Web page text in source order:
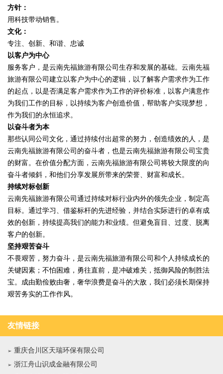
方针：
用科技带动销售。
文化：
专注、创新、和谐、忠诚
以客户为中心
服务客户，是云南先福旅游有限公司生存和发展的基础。云南先福
旅游有限公司建立以客户为中心的逻辑，以了解客户需求作为工作
的起点，以是否满足客户需求作为工作的评价标准，以客户满意作
为我们工作的目标，以持续为客户创造价值，帮助客户实现梦想，
作为我们的永恒追求。
以奋斗者为本
那些认同公司文化，通过持续付出超常的努力，创造绩效的人，是
云南先福旅游有限公司的奋斗者，也是云南先福旅游有限公司宝贵
的财富。在价值分配方面，云南先福旅游有限公司将较大限度的向
奋斗者倾斜，和他们分享发展所带来的荣誉、财富和成长。
持续对标创新
云南先福旅游有限公司通过持续对标行业内外的领先企业，制定高
目标。通过学习、借鉴标杆的先进经验，并结合实际进行的卓有成
效的创新，持续提高我们的能力和业绩。但避免盲目、过度、脱离
客户的创新。
坚持艰苦奋斗
不畏艰苦，努力奋斗，是云南先福旅游有限公司和个人持续成长的
关键因素；不怕困难，勇往直前，是冲破难关，抵御风险的制胜法
宝。成由勤俭败由奢，奢华浪费是奋斗的大敌，我们必须长期保持
艰苦务实的工作作风。
友情链接
重庆合川区天瑞环保有限公司
浙江舟山识成金融有限公司